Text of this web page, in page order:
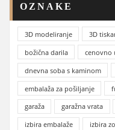
OZNAKE
3D modeliranje 3D
božična darila
cenovno
dnevna soba s kaminom
embalaža za pošiljanje
garaža
garažna vrata
izbira embalaže
izbira